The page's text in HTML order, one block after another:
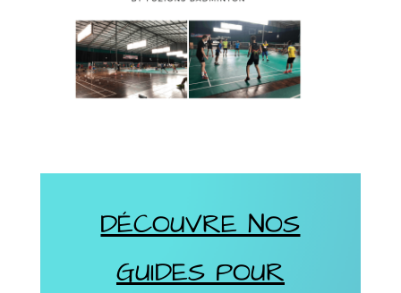
DÉCOUVRE NOS
GUIDES POUR